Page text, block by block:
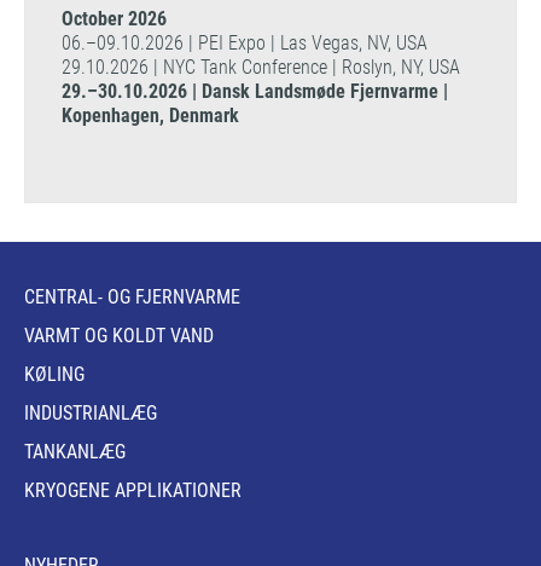
October 2026
06.–09.10.2026 | PEI Expo | Las Vegas, NV, USA
29.10.2026 | NYC Tank Conference | Roslyn, NY, USA
29.–30.10.2026 | Dansk Landsmøde Fjernvarme |
Kopenhagen, Denmark
CENTRAL- OG FJERNVARME
VARMT OG KOLDT VAND
KØLING
INDUSTRIANLÆG
TANKANLÆG
KRYOGENE APPLIKATIONER